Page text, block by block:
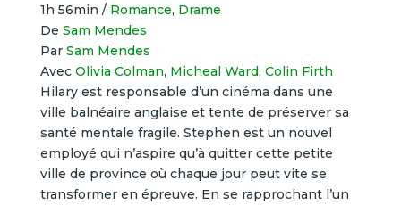
1h 56min / Romance, Drame
De Sam Mendes
Par Sam Mendes
Avec Olivia Colman, Micheal Ward, Colin Firth
Hilary est responsable d’un cinéma dans une
ville balnéaire anglaise et tente de préserver sa
santé mentale fragile. Stephen est un nouvel
employé qui n’aspire qu’à quitter cette petite
ville de province où chaque jour peut vite se
transformer en épreuve. En se rapprochant l’un